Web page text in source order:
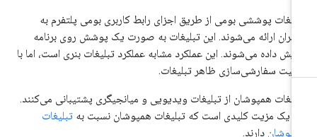
پوششی بومی از طریق اجزای رابط کاربری بومی پلتفرم به
ارائه می‌شوند. این تبلیغات به صورت یک پوشش روی برنامه
داده می‌شوند. این عملکرد مشابه عملکرد تبلیغات بنری است، اما با
سفارشی‌سازی ظاهر تبلیغات.
همپوشان از تبلیغات ویدیویی و میانجیگری پشتیبانی می‌کنند.
یک مزیت کلیدی است که تبلیغات همپوشان نسبت بهتبلیغات
دارند.